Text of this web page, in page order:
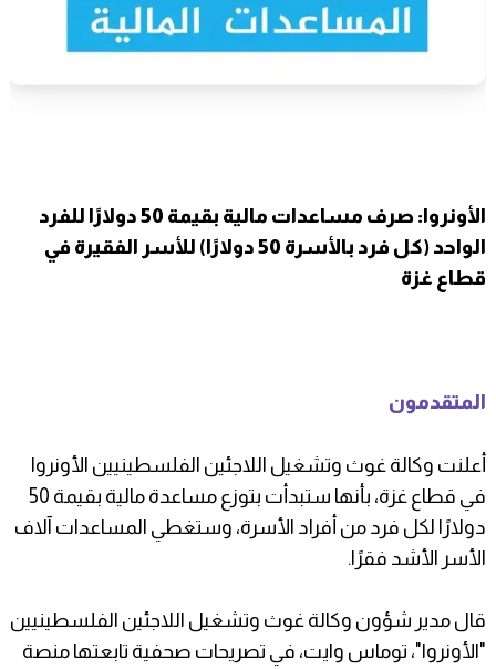
الأونروا: صرف مساعدات مالية بقيمة 50 دولارًا للفرد
الواحد (كل فرد بالأسرة 50 دولارًا) للأسر الفقيرة في
قطاع غزة
المتقدمون
أعلنت وكالة غوث وتشغيل اللاجئين الفلسطينيين الأونروا
في قطاع غزة، بأنها ستبدأت بتوزع مساعدة مالية بقيمة 50
دولارًا لكل فرد من أفراد الأسرة، وستغطي المساعدات آلاف
الأسر الأشد فقرًا.
قال مدير شؤون وكالة غوث وتشغيل اللاجئين الفلسطينيين
"الأونروا"، توماس وايت، في تصريحات صحفية تابعتها منصة